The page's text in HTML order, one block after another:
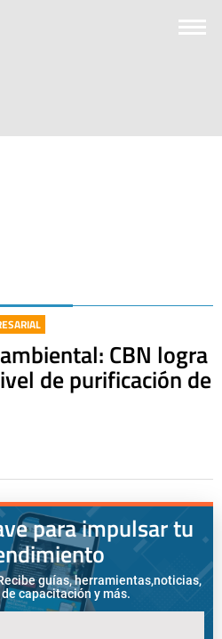
CBN logra
de purificación de
para impulsar tu
guías, herramientas,noticias,
capacitación y más.